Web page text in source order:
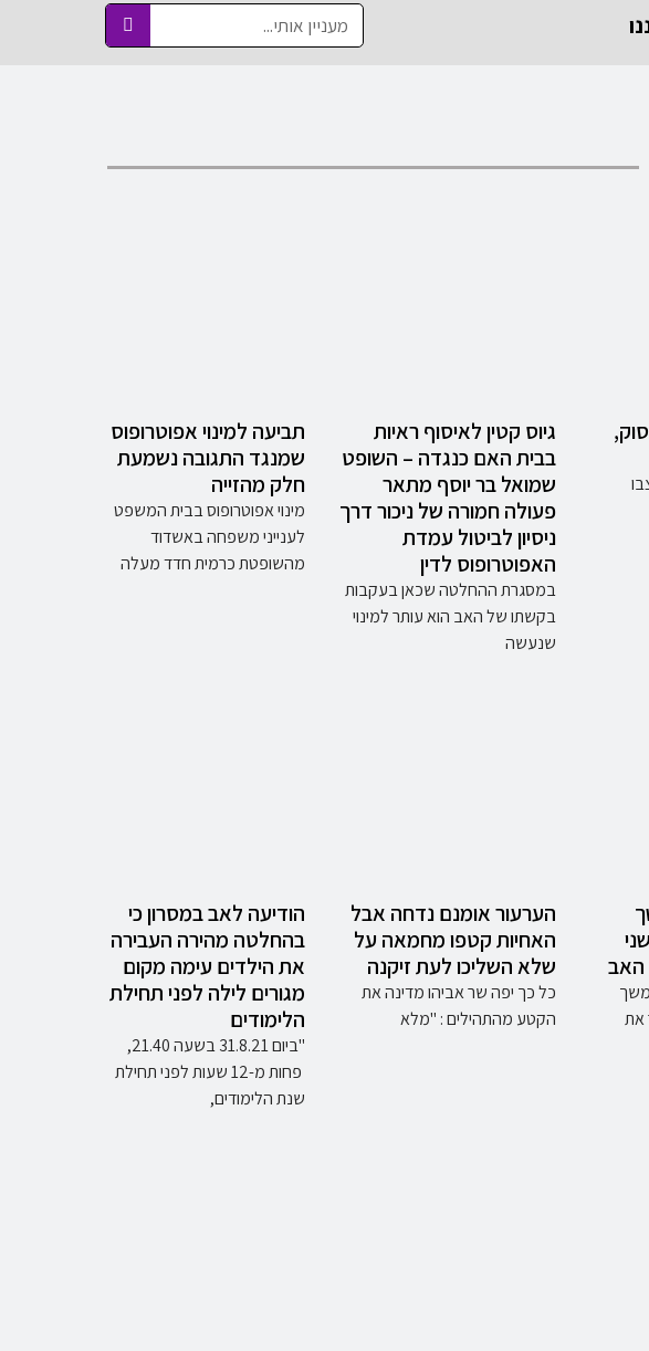
גיוס קטין לאיסוף ראיות
בבית האם כנגדה – השופט
שמואל בר יוסף מתאר
פעולה חמורה של ניכור דרך
ניסיון לביטול עמדת
האפוטרופוס לדין
במסגרת ההחלטה שכאן בעקבות
בקשתו של האב הוא עותר למינוי
שנעשה
תביעה למינוי אפוטרופוס
שמנגד התגובה נשמעת
חלק מהזייה
מינוי אפוטרופוס בבית המשפט
לענייני משפחה באשדוד
מהשופטת כרמית חדד מעלה
האב
את
הערעור אומנם נדחה אבל
האחיות קטפו מחמאה על
שלא השליכו לעת זיקנה
כל כך יפה שר אביהו מדינה את
הקטע מהתהילים : "מלא
הודיעה לאב במסרון כי
בהחלטה מהירה העבירה
את הילדים עימה מקום
מגורים לילה לפני תחילת
הלימודים
"ביום 31.8.21 בשעה 21.40,
פחות מ-12 שעות לפני תחילת
שנת הלימודים,